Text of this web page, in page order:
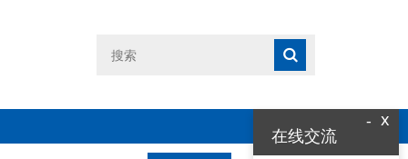
x
-
在线交流